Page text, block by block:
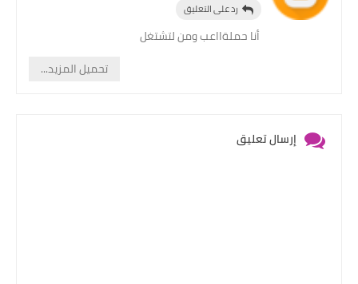
أنا حملةااعب ومن لتشتغل
رد على التعليق
تحميل المزيد...
إرسال تعليق